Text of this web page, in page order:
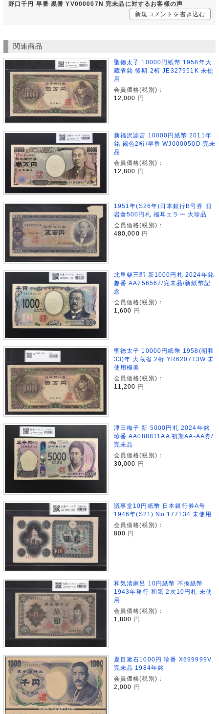
野口千円 早番 黒番 YV000007N 完未品に対するお客様の声
新規コメントを書き込む
関連商品
聖徳太子 10000円紙幣 1958年大
蔵省銘 後期 2桁 JE327951K 未使
用
会員価格(税別)：
12,000
円
新福沢諭吉 10000円紙幣 2011年
銘 褐色2桁/早番 WJ000050D 完未
品
会員価格(税別)：
12,800
円
1951年(S26年)日本銀行B号券 旧
岩倉500円札 福耳エラー 大珍品
会員価格(税別)：
480,000 円
北里柴三郎 新1000円札 2024年銘
趣番 AA756567/完未品/新紙幣記
念
会員価格(税別)：
1,600
円
聖徳太子 10000円紙幣 1958(昭和
33)年 大蔵省 2桁 YR620713W 未
使用極美
会員価格(税別)：
11,200 円
津田梅子 新 5000円札 2024年銘
珍番 AA088811AA 初期AA-AA券/
完未品
会員価格(税別)：
30,000 円
議事堂10円紙幣 日本銀行券A号
1946年(S21) No.177134 未使用
会員価格(税別)：
800 円
和気清麻呂 10円紙幣 不換紙幣
1943年発行 和気 2次10円札 未使
用
会員価格(税別)：
1,800 円
夏目漱石1000円 珍番 X699999V
完未品 1984年銘
会員価格(税別)：
2,000 円